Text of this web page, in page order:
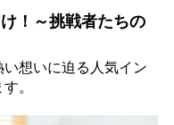
！～挑戦者たちの
想いに迫る人気イン
。